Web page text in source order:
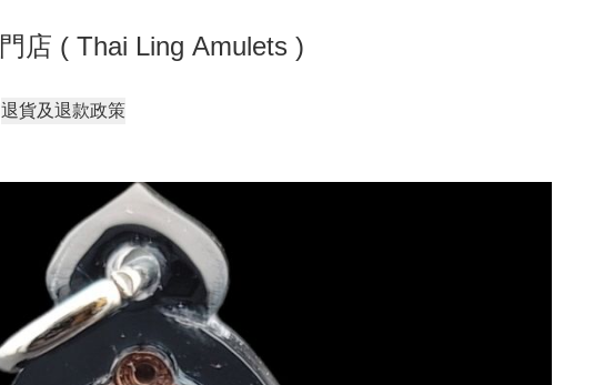
泰有緣泰國佛牌專門店 ( Thai Ling Amulets )
退貨及退款政策